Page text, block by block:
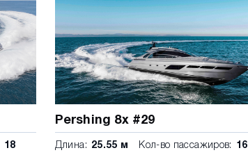
18
Pershing 8x #29
Длина: 25.55 м Кол-во пассажиров: 16